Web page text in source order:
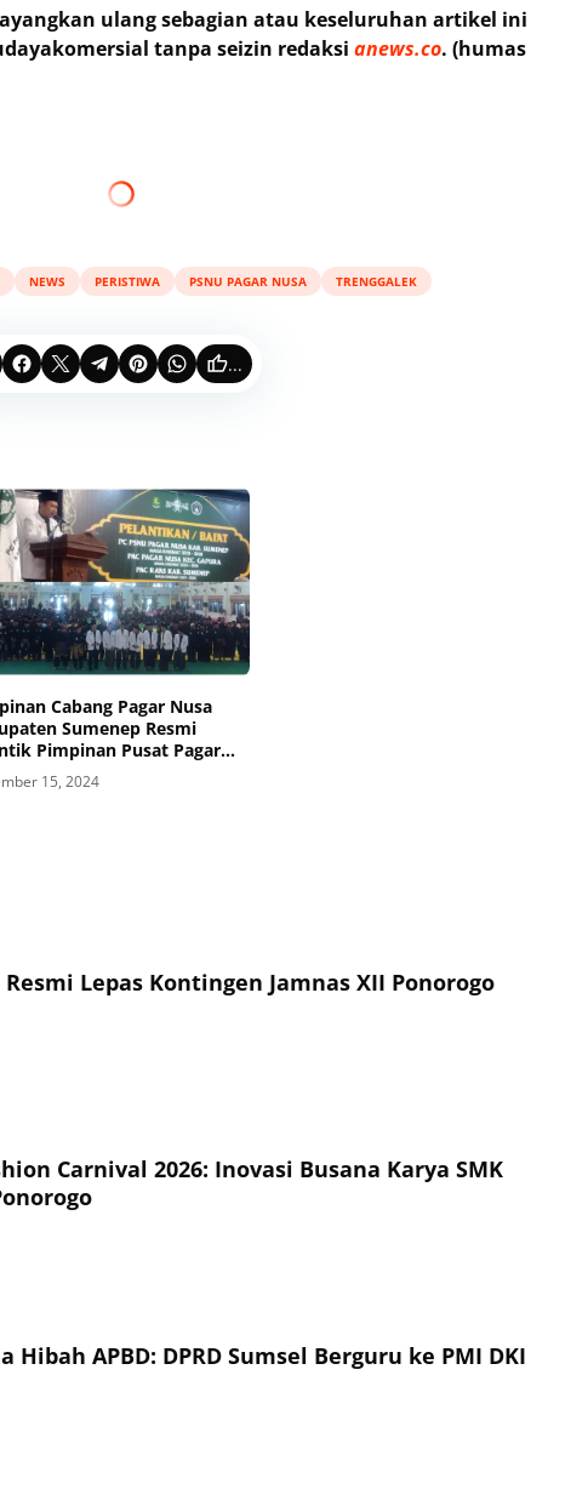
ulang sebagian atau keseluruhan artikel ini
tanpa seizin redaksi anews.co. (humas
NEWS PERISTIWA PSNU PAGAR NUSA TRENGGALEK
...
Cabang Pagar Nusa
Sumenep Resmi
Pimpinan Pusat Pagar
15, 2024
Lepas Kontingen Jamnas XII Ponorogo
Carnival 2026: Inovasi Busana Karya SMK
Hibah APBD: DPRD Sumsel Berguru ke PMI DKI